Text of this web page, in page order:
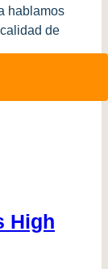
hablamos
de
High